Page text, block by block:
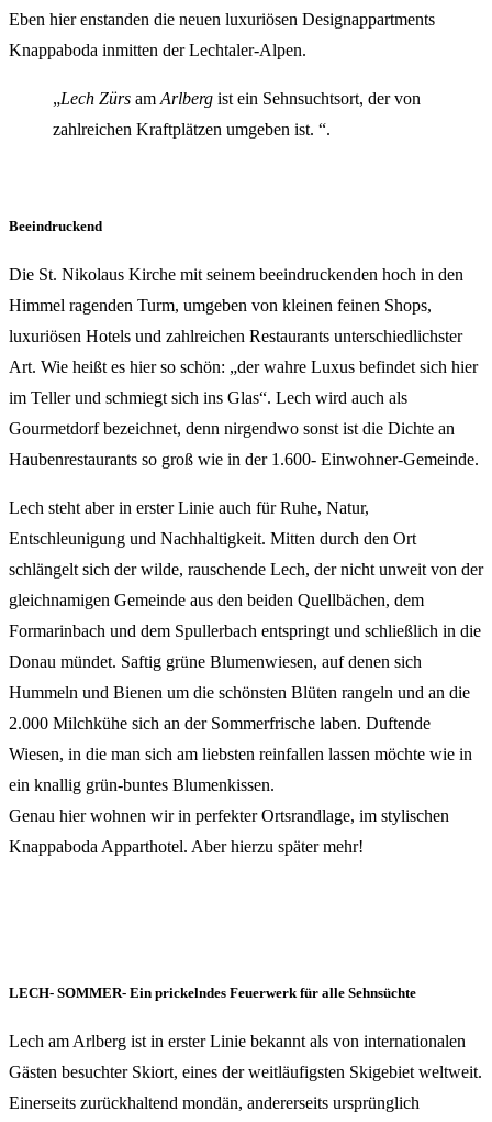
Eben hier enstanden die neuen luxuriösen Designappartments
Knappaboda inmitten der Lechtaler-Alpen.
„Lech Zürs am Arlberg ist ein Sehnsuchtsort, der von
zahlreichen Kraftplätzen umgeben ist. “.
Beeindruckend
Die St. Nikolaus Kirche mit seinem beeindruckenden hoch in den
Himmel ragenden Turm, umgeben von kleinen feinen Shops,
luxuriösen Hotels und zahlreichen Restaurants unterschiedlichster
Art. Wie heißt es hier so schön: „der wahre Luxus befindet sich hier
im Teller und schmiegt sich ins Glas“. Lech wird auch als
Gourmetdorf bezeichnet, denn nirgendwo sonst ist die Dichte an
Haubenrestaurants so groß wie in der 1.600- Einwohner-Gemeinde.
Lech steht aber in erster Linie auch für Ruhe, Natur,
Entschleunigung und Nachhaltigkeit. Mitten durch den Ort
schlängelt sich der wilde, rauschende Lech, der nicht unweit von der
gleichnamigen Gemeinde aus den beiden Quellbächen, dem
Formarinbach und dem Spullerbach entspringt und schließlich in die
Donau mündet. Saftig grüne Blumenwiesen, auf denen sich
Hummeln und Bienen um die schönsten Blüten rangeln und an die
2.000 Milchkühe sich an der Sommerfrische laben. Duftende
Wiesen, in die man sich am liebsten reinfallen lassen möchte wie in
ein knallig grün-buntes Blumenkissen.
Genau hier wohnen wir in perfekter Ortsrandlage, im stylischen
Knappaboda Apparthotel. Aber hierzu später mehr!
LECH- SOMMER- Ein prickelndes Feuerwerk für alle Sehnsüchte
Lech am Arlberg ist in erster Linie bekannt als von internationalen
Gästen besuchter Skiort, eines der weitläufigsten Skigebiet weltweit.
Einerseits zurückhaltend mondän, andererseits ursprünglich